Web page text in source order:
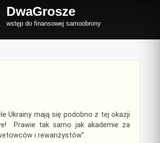
DwaGrosze
wstęp do finansowej samoobrony
Ukrainy mają się podobno z tej okazji
Prawie tak samo jak akademie za
i rewanżystów”.